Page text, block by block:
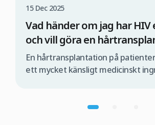
15 Dec 2025
Vad händer om jag har HIV
och vill göra en
En hårtransplantation på
ett mycket känsligt medicinskt
förhållanden. Om detta inte sker